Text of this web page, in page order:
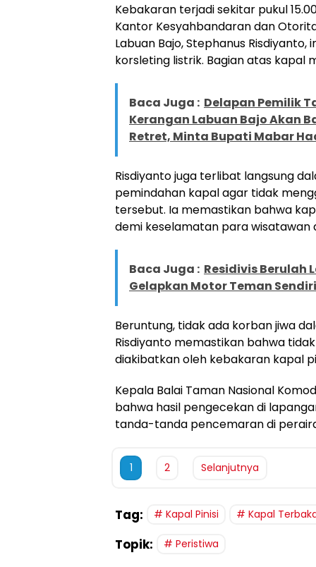
Kebakaran terjadi sekitar pukul
Kantor Kesyahbandaran dan
Labuan Bajo, Stephanus Risdiyanto,
korsleting listrik. Bagian atas kapal
Baca Juga : Delapan Pemilik
Kerangan Labuan Bajo Akan
Retret, Minta Bupati Mabar
Risdiyanto juga terlibat langsung
pemindahan kapal agar tidak
tersebut. Ia memastikan bahwa
demi keselamatan para wisatawan
Baca Juga : Residivis Berulah
Gelapkan Motor Teman Sendiri
Beruntung, tidak ada korban jiwa
Risdiyanto memastikan bahwa
diakibatkan oleh kebakaran kapal
Kepala Balai Taman Nasional
bahwa hasil pengecekan di
tanda-tanda pencemaran di
1 2 Selanjutnya
Tag: Kapal Pinisi Kapal
Topik: Peristiwa